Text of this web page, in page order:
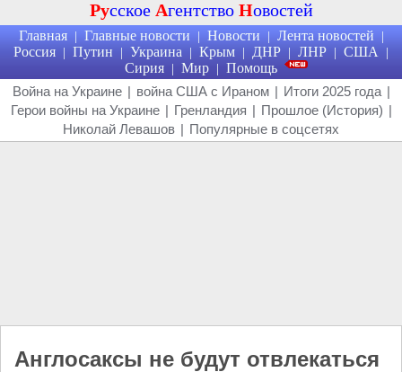
Русское Агентство Новостей
Главная | Главные новости | Новости | Лента новостей |
Россия | Путин | Украина | Крым | ДНР | ЛНР | США |
Сирия | Мир | Помощь
Война на Украине | война США с Ираном | Итоги 2025 года |
Герои войны на Украине | Гренландия | Прошлое (История) |
Николай Левашов | Популярные в соцсетях
Англосаксы не будут отвлекаться